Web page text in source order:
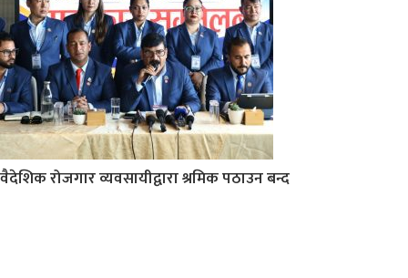
वैदेशिक रोजगार व्यवसायीद्वारा श्रमिक पठाउन बन्द